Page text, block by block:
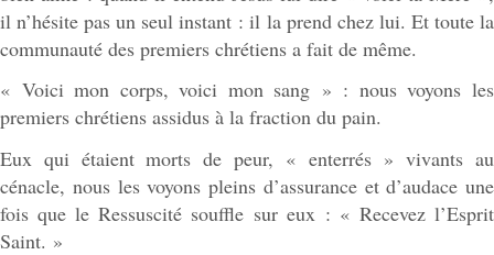
il n’hésite pas un seul instant : il la prend chez lui. Et toute la
communauté des premiers chrétiens a fait de même.
« Voici mon corps, voici mon sang » : nous voyons les
premiers chrétiens assidus à la fraction du pain.
Eux qui étaient morts de peur, « enterrés » vivants au
cénacle, nous les voyons pleins d’assurance et d’audace une
fois que le Ressuscité souffle sur eux : « Recevez l’Esprit
Saint. »